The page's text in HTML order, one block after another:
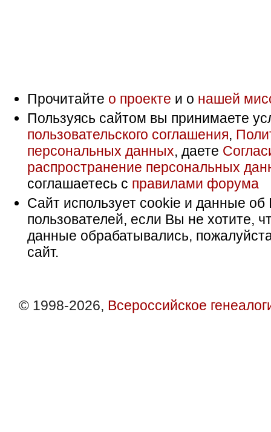
Прочитайте о проекте и о нашей
Пользуясь сайтом вы принимаете
пользовательского соглашения,
персональных данных, даете
распространение персональных
соглашаетесь с правилами форума
Сайт использует cookie и данные об
пользователей, если Вы не хотите,
данные обрабатывались,
сайт.
© 1998-2026, Всероссийское